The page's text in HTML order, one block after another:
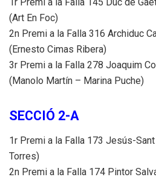
(Art En Foc)
2n Premi a la Falla 316 Archiduc
(Ernesto Cimas Ribera)
3r Premi a la Falla 278 Joaquim
(Manolo Martín – Marina Puche)
SECCIÓ 2-A
1r Premi a la Falla 173 Jesús-
Torres)
2n Premi a la Falla 174 Pintor